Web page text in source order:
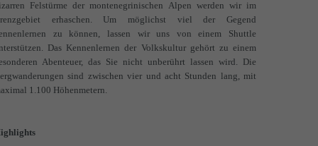
Felstürme der montenegrinischen Alpen werden wir im
erhaschen. Um möglichst viel der Gegend
zu können, lassen wir uns von einem Shuttle
Das Kennenlernen der Volkskultur gehört zu einem
Abenteuer, das Sie nicht unberührt lassen wird. Die
sind zwischen vier und acht Stunden lang, mit
1.100 Höhenmetern.